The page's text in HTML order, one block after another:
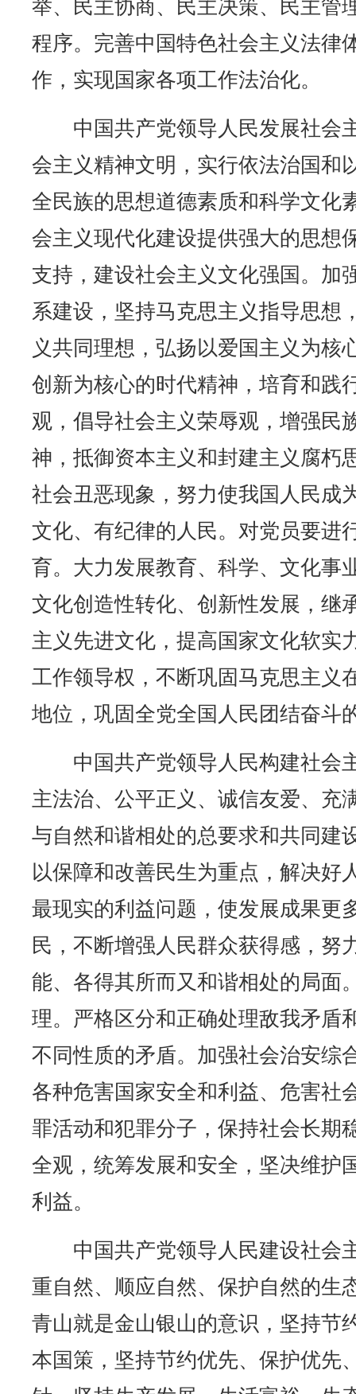
举、民主协商、民主决策、民主管
程序。完善中国特色社会主义法律
作，实现国家各项工作法治化。
中国共产党领导人民发展社会
会主义精神文明，实行依法治国和
全民族的思想道德素质和科学文化
会主义现代化建设提供强大的思想
支持，建设社会主义文化强国。加
系建设，坚持马克思主义指导思想
义共同理想，弘扬以爱国主义为核
创新为核心的时代精神，培育和践
观，倡导社会主义荣辱观，增强民
神，抵御资本主义和封建主义腐朽
社会丑恶现象，努力使我国人民成
文化、有纪律的人民。对党员要进
育。大力发展教育、科学、文化事
文化创造性转化、创新性发展，继
主义先进文化，提高国家文化软实
工作领导权，不断巩固马克思主义
地位，巩固全党全国人民团结奋斗
中国共产党领导人民构建社会
主法治、公平正义、诚信友爱、充
与自然和谐相处的总要求和共同建
以保障和改善民生为重点，解决好
最现实的利益问题，使发展成果更
民，不断增强人民群众获得感，努
能、各得其所而又和谐相处的局面
理。严格区分和正确处理敌我矛盾
不同性质的矛盾。加强社会治安综
各种危害国家安全和利益、危害社
罪活动和犯罪分子，保持社会长期
全观，统筹发展和安全，坚决维护
利益。
中国共产党领导人民建设社会
重自然、顺应自然、保护自然的生
青山就是金山银山的意识，坚持节
本国策，坚持节约优先、保护优先